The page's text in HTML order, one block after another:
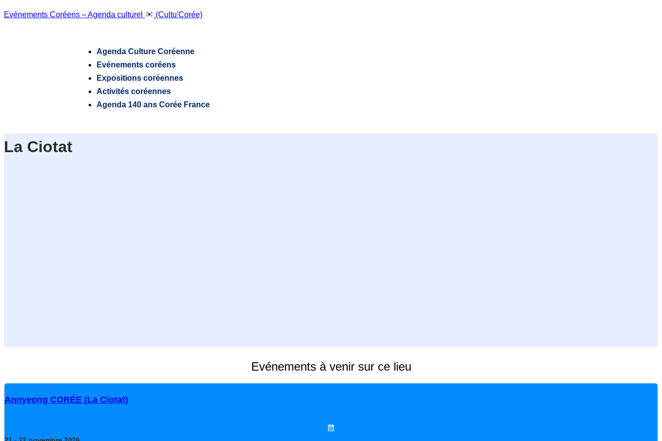
Evénements Coréens – Agenda culturel (Cultu'Corée)
Agenda Culture Coréenne
Evénements coréens
Expositions coréennes
Activités coréennes
Agenda 140 ans Corée France
La Ciotat
Evénements à venir sur ce lieu
Annyeong CORÉE (La Ciotat)